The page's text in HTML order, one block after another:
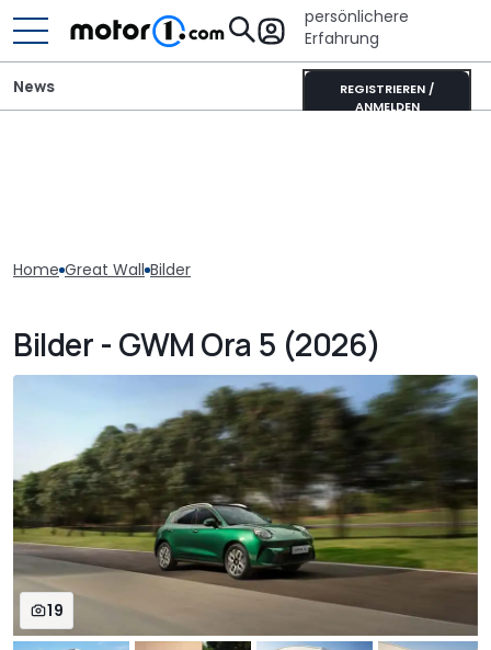
persönlichere
Erfahrung
REGISTRIEREN /
ANMELDEN
News
Home Great Wall Bilder
Bilder - GWM Ora 5 (2026)
19